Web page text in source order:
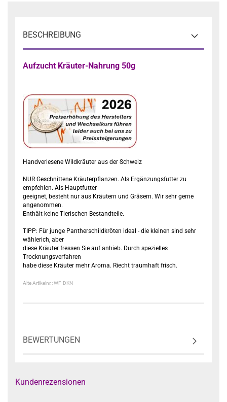
BESCHREIBUNG
Aufzucht Kräuter-Nahrung 50g
Handverlesene Wildkräuter aus der Schweiz
NUR Geschnittene Kräuterpflanzen. Als Ergänzungsfutter zu
empfehlen. Als Hauptfutter
geeignet, besteht nur aus Kräutern und Gräsern. Wir sehr gerne
angenommen.
Enthält keine Tierischen Bestandteile.
TIPP: Für junge Pantherschildkröten ideal - die kleinen sind sehr
wählerich, aber
diese Kräuter fressen Sie auf anhieb. Durch spezielles
Trocknungsverfahren
habe diese Kräuter mehr Aroma. Riecht traumhaft frisch.
Alte Artikelnr.: WF-DKN
BEWERTUNGEN
Kundenrezensionen